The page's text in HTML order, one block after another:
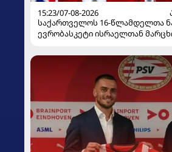
15:23/07-08-2026
საქართველოს 16-წლამდელთა
ევრობასკეტი ისრაელთან